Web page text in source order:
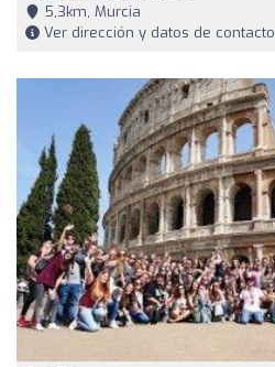
5,3km, Murcia
Ver dirección y datos de contacto